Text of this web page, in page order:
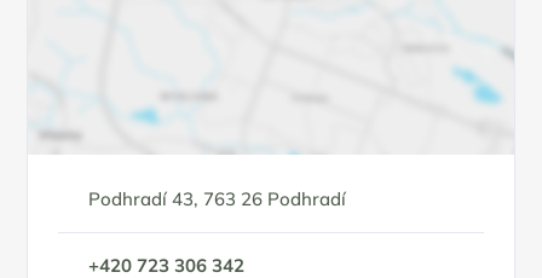
Podhradí 43, 763 26 Podhradí
+420 723 306 342